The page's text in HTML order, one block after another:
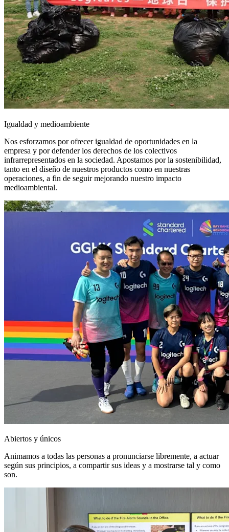
Igualdad y medioambiente
Nos esforzamos por ofrecer igualdad de oportunidades en la
empresa y por defender los derechos de los colectivos
infrarrepresentados en la sociedad. Apostamos por la sostenibilidad,
tanto en el diseño de nuestros productos como en nuestras
operaciones, a fin de seguir mejorando nuestro impacto
medioambiental.
Abiertos y únicos
Animamos a todas las personas a pronunciarse libremente, a actuar
según sus principios, a compartir sus ideas y a mostrarse tal y como
son.